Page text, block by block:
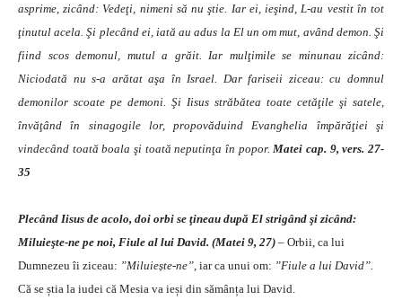
asprime, zicând: Vedeţi, nimeni să nu ştie. Iar ei, ieşind, L-au vestit în tot
ţinutul acela. Şi plecând ei, iată au adus la El un om mut, având demon. Şi
fiind scos demonul, mutul a grăit. Iar mulţimile se minunau zicând:
Niciodată nu s-a arătat aşa în Israel. Dar fariseii ziceau: cu domnul
demonilor scoate pe demoni. Şi Iisus străbătea toate cetăţile şi satele,
învăţând în sinagogile lor, propovăduind Evanghelia împărăţiei şi
vindecând toată boala şi toată neputinţa în popor. Matei cap. 9, vers. 27-
35
Plecând Iisus de acolo, doi orbi se ţineau după El strigând şi zicând:
Miluieşte-ne pe noi, Fiule al lui David. (Matei 9, 27) – Orbii, ca lui
Dumnezeu îi ziceau: ”Miluiește-ne”, iar ca unui om: ”Fiule a lui David”.
Că se știa la iudei că Mesia va ieși din sămânța lui David.